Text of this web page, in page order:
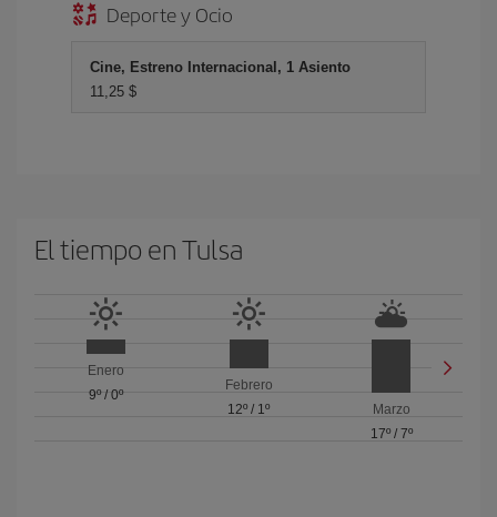
Deporte y Ocio
Cine, Estreno Internacional, 1 Asiento
11,25 $
El tiempo en Tulsa
Enero
9º/ 0º
Febrero
12º / 1º
Marzo
17º/ 7º